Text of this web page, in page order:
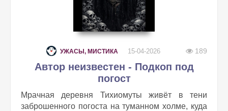
УЖАСЫ, МИСТИКА 15-04-2026 189
Автор неизвестен - Подкоп под
погост
Мрачная деревня Тихиомуты живёт в тени
заброшенного погоста на туманном холме, куда